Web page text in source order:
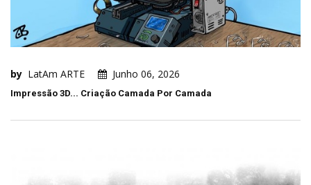
by LatAm ARTE Junho 06, 2026
Impressão 3D... Criação Camada Por Camada